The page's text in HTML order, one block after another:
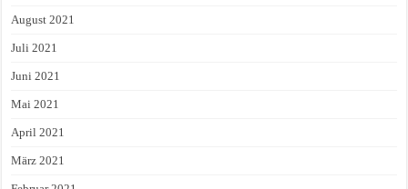
August 2021
Juli 2021
Juni 2021
Mai 2021
April 2021
März 2021